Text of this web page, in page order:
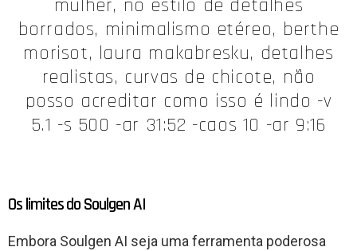
mulher, no estilo de detalhes
borrados, minimalismo etéreo, berthe
morisot, laura makabresku, detalhes
realistas, curvas de chicote, não
posso acreditar como isso é lindo -v
5.1 -s 500 -ar 31:52 -caos 10 -ar 9:16
Os limites do Soulgen AI
Embora Soulgen AI seja uma ferramenta poderosa